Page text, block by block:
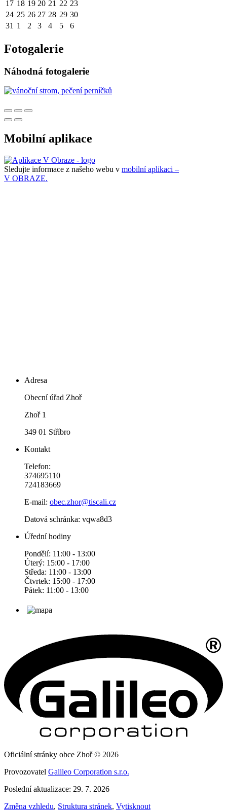
17 18 19 20 21 22 23
24 25 26 27 28 29 30
31 1 2 3 4 5 6
Fotogalerie
Náhodná fotogalerie
Mobilní aplikace
Sledujte informace z našeho webu v mobilní aplikaci –
V OBRAZE.
Adresa
Obecní úřad Zhoř
Zhoř 1
349 01 Stříbro
Kontakt
Telefon:
374695110
724183669
E-mail: obec.zhor@tiscali.cz
Datová schránka: vqwa8d3
Úřední hodiny
Pondělí: 11:00 - 13:00
Úterý: 15:00 - 17:00
Středa: 11:00 - 13:00
Čtvrtek: 15:00 - 17:00
Pátek: 11:00 - 13:00
Oficiální stránky obce Zhoř © 2026
Provozovatel Galileo Corporation s.r.o.
Poslední aktualizace: 29. 7. 2026
Změna vzhledu, Struktura stránek, Vytisknout